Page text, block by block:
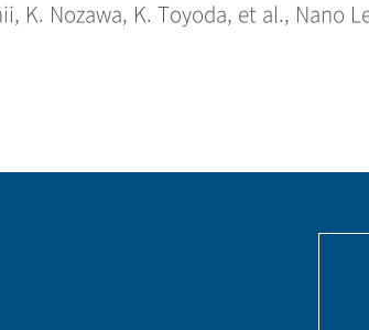
K. Nozawa, K. Toyoda, et al., Nano